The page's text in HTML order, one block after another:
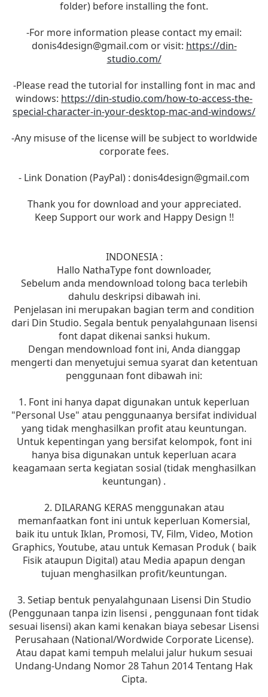
folder) before installing the font.
-For more information please contact my email:
donis4design@gmail.com or visit: https://din-
studio.com/
-Please read the tutorial for installing font in mac and
windows: https://din-studio.com/how-to-access-the-
special-character-in-your-desktop-mac-and-windows/
-Any misuse of the license will be subject to worldwide
corporate fees.
- Link Donation (PayPal) : donis4design@gmail.com
Thank you for download and your appreciated.
Keep Support our work and Happy Design !!
INDONESIA :
Hallo NathaType font downloader,
Sebelum anda mendownload tolong baca terlebih
dahulu deskripsi dibawah ini.
Penjelasan ini merupakan bagian term and condition
dari Din Studio. Segala bentuk penyalahgunaan lisensi
font dapat dikenai sanksi hukum.
Dengan mendownload font ini, Anda dianggap
mengerti dan menyetujui semua syarat dan ketentuan
penggunaan font dibawah ini:
1. Font ini hanya dapat digunakan untuk keperluan
"Personal Use" atau penggunaanya bersifat individual
yang tidak menghasilkan profit atau keuntungan.
Untuk kepentingan yang bersifat kelompok, font ini
hanya bisa digunakan untuk keperluan acara
keagamaan serta kegiatan sosial (tidak menghasilkan
keuntungan) .
2. DILARANG KERAS menggunakan atau
memanfaatkan font ini untuk keperluan Komersial,
baik itu untuk Iklan, Promosi, TV, Film, Video, Motion
Graphics, Youtube, atau untuk Kemasan Produk ( baik
Fisik ataupun Digital) atau Media apapun dengan
tujuan menghasilkan profit/keuntungan.
3. Setiap bentuk penyalahgunaan Lisensi Din Studio
(Penggunaan tanpa izin lisensi , penggunaan font tidak
sesuai lisensi) akan kami kenakan biaya sebesar Lisensi
Perusahaan (National/Wordwide Corporate License).
Atau dapat kami tempuh melalui jalur hukum sesuai
Undang-Undang Nomor 28 Tahun 2014 Tentang Hak
Cipta.